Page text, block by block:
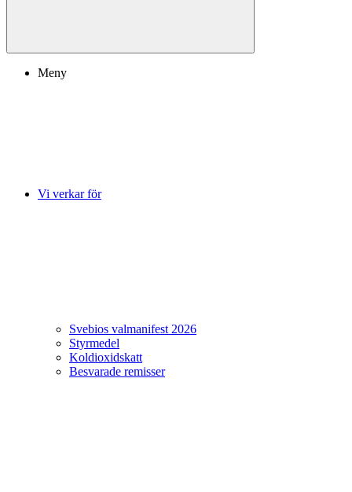
Meny
Vi verkar för
Svebios valmanifest 2026
Styrmedel
Koldioxidskatt
Besvarade remisser